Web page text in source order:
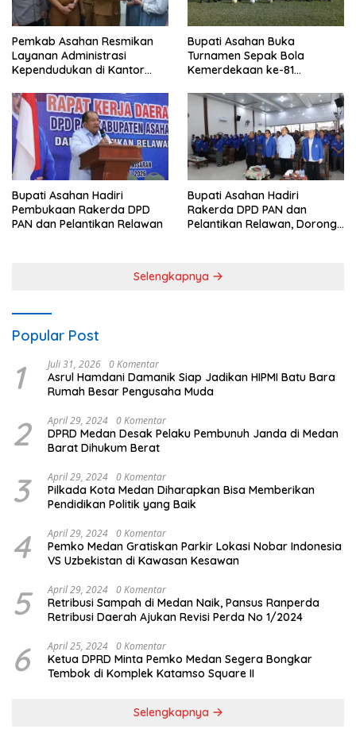
Pemkab Asahan Resmikan
Layanan Administrasi
Kependudukan di Kantor
Bupati Asahan Buka
Turnamen Sepak Bola
Kemerdekaan ke-81
0208/Asahan
Bupati Asahan Hadiri
Pembukaan Rakerda DPD
PAN dan Pelantikan Relawan
Bupati Asahan Hadiri
Rakerda DPD PAN dan
Pelantikan Relawan, Dorong
Selengkapnya
Popular Post
1 Juli 31, 2026 0 Komentar
Asrul Hamdani Damanik Siap Jadikan HIPMI Batu Bara
Rumah Besar Pengusaha Muda
2 April 29, 2024 0 Komentar
DPRD Medan Desak Pelaku Pembunuh Janda di Medan
Barat Dihukum Berat
3 April 29, 2024 0 Komentar
Pilkada Kota Medan Diharapkan Bisa Memberikan
Pendidikan Politik yang Baik
4 April 29, 2024 0 Komentar
Pemko Medan Gratiskan Parkir Lokasi Nobar Indonesia
VS Uzbekistan di Kawasan Kesawan
5 April 29, 2024 0 Komentar
Retribusi Sampah di Medan Naik, Pansus Ranperda
Retribusi Daerah Ajukan Revisi Perda No 1/2024
6 April 25, 2024 0 Komentar
Ketua DPRD Minta Pemko Medan Segera Bongkar
Tembok di Komplek Katamso Square II
Selengkapnya